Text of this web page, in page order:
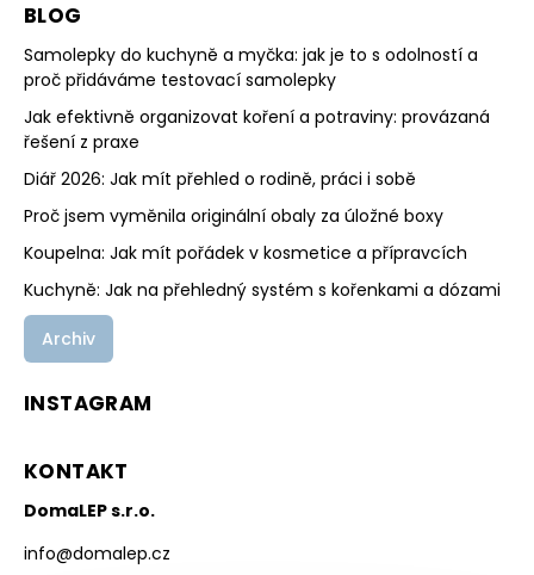
BLOG
Samolepky do kuchyně a myčka: jak je to s odolností a
proč přidáváme testovací samolepky
Jak efektivně organizovat koření a potraviny: provázaná
řešení z praxe
Diář 2026: Jak mít přehled o rodině, práci i sobě
Proč jsem vyměnila originální obaly za úložné boxy
Koupelna: Jak mít pořádek v kosmetice a přípravcích
Kuchyně: Jak na přehledný systém s kořenkami a dózami
Archiv
INSTAGRAM
KONTAKT
DomaLEP s.r.o.
info@domalep.cz